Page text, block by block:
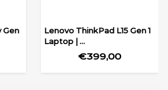
Gen
Lenovo ThinkPad L15 Gen 1
Laptop | ...
€399,00